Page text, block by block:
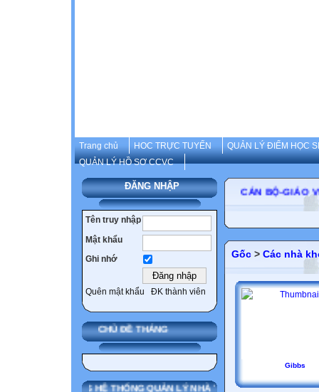
Trang chủ HOC TRỰC TUYẾN
QUẢN LÝ ĐIỂM HỌC
QUẢN LÝ HỒ SƠ CCVC
ĐĂNG NHẬP
Tên truy nhập
Mật khẩu
Ghi nhớ
Quên mật khẩu ĐK thành viên
CHỦ ĐỀ THÁNG
SMAS HỆ THỐNG QUẢN LÝ NHÀ TRƯỜNG
CÁN BỘ-GIÁO
Gốc > Các nhà
Gibbs